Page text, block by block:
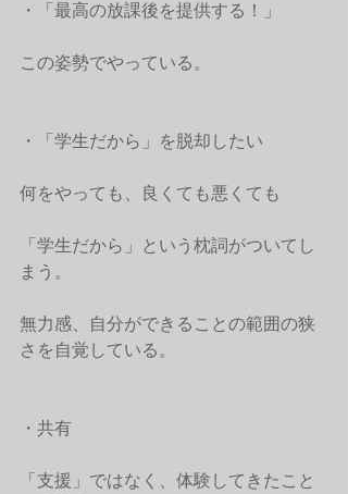
・「最高の放課後を提供する！」
この姿勢でやっている。
・「学生だから」を脱却したい
何をやっても、良くても悪くても
「学生だから」という枕詞がついてし
まう。
無力感、自分ができることの範囲の狭
さを自覚している。
・共有
「支援」ではなく、体験してきたこと